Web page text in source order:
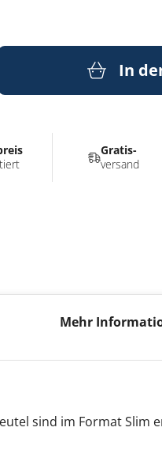
In
Mehr
sind im Format Slim
Gratis-
versand